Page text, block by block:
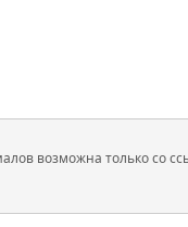
возможна только со